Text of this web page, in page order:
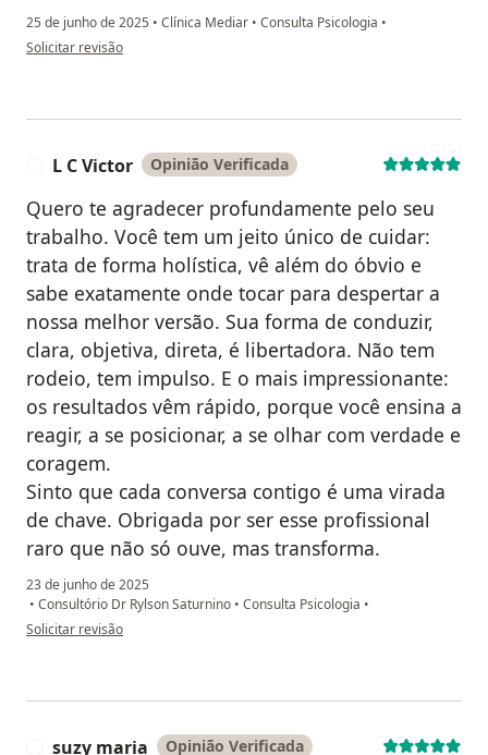
25 de junho de 2025 • Clínica Mediar • Consulta Psicologia •
na opinião do utilizador Ketoly Cheine
Solicitar revisão
L C Victor Opinião Verificada
Quero te agradecer profundamente pelo seu
trabalho. Você tem um jeito único de cuidar:
trata de forma holística, vê além do óbvio e
sabe exatamente onde tocar para despertar a
nossa melhor versão. Sua forma de conduzir,
clara, objetiva, direta, é libertadora. Não tem
rodeio, tem impulso. E o mais impressionante:
os resultados vêm rápido, porque você ensina a
reagir, a se posicionar, a se olhar com verdade e
coragem.
Sinto que cada conversa contigo é uma virada
de chave. Obrigada por ser esse profissional
raro que não só ouve, mas transforma.
23 de junho de 2025
• Consultório Dr Rylson Saturnino • Consulta Psicologia •
na opinião do utilizador L C Victor
Solicitar revisão
suzy maria Opinião Verificada